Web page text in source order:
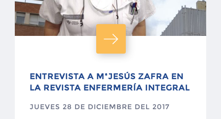
ENTREVISTA A MªJESÚS ZAFRA EN
LA REVISTA ENFERMERÍA INTEGRAL
JUEVES 28 DE DICIEMBRE DEL 2017